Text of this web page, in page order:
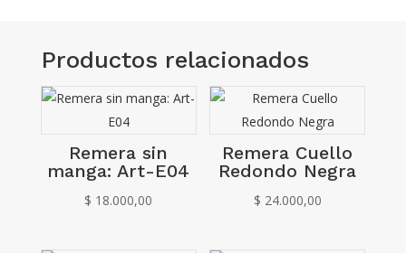
Productos relacionados
Remera sin
manga: Art-E04
$ 18.000,00
Remera Cuello
Redondo Negra
$ 24.000,00